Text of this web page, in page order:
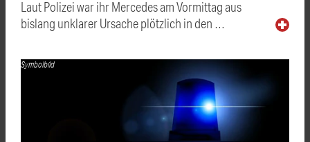
Laut Polizei war ihr Mercedes am Vormittag aus
bislang unklarer Ursache plötzlich in den …
Symbolbild